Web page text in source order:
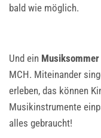
bald wie möglich.
Und ein Musiksommer
MCH. Miteinander
erleben, das können
Musikinstrumente
alles gebraucht!